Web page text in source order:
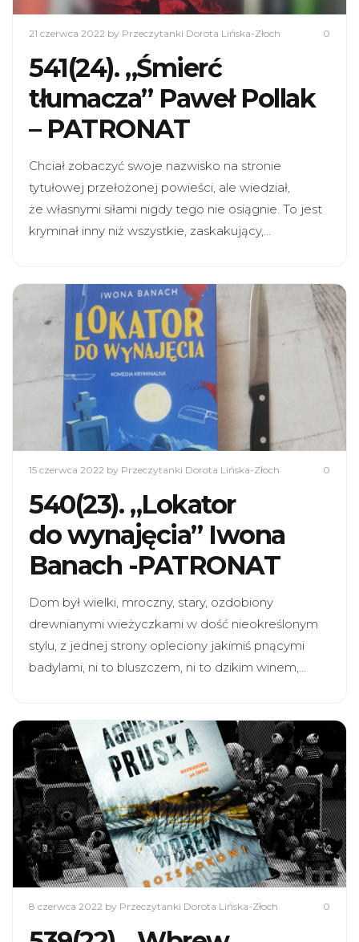
21 czerwca 2022 by Przeczytanki Dorota Lińska-Złoch 0
541(24). „Śmierć
tłumacza” Paweł Pollak
– PATRONAT
Chciał zobaczyć swoje nazwisko na stronie
tytułowej przełożonej powieści, ale wiedział,
że własnymi siłami nigdy tego nie osiągnie. To jest
kryminał inny niż wszystkie, zaskakujący,…
15 czerwca 2022 by Przeczytanki Dorota Lińska-Złoch 0
540(23). „Lokator
do wynajęcia” Iwona
Banach -PATRONAT
Dom był wielki, mroczny, stary, ozdobiony
drewnianymi wieżyczkami w dość nieokreślonym
stylu, z jednej strony opleciony jakimiś pnącymi
badylami, ni to bluszczem, ni to dzikim winem,…
8 czerwca 2022 by Przeczytanki Dorota Lińska-Złoch 0